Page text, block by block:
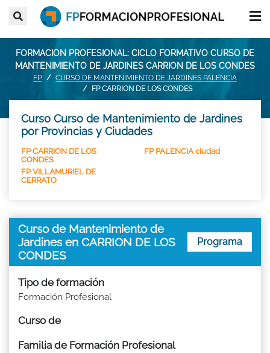
FORMACION PROFESIONAL: CICLO FORMATIVO CURSO DE
MANTENIMIENTO DE JARDINES CARRION DE LOS CONDES
FP
CURSO DE MANTENIMIENTO DE JARDINES PALENCIA
FP CARRION DE LOS CONDES
Curso Curso de Mantenimiento de Jardines
por Provincias y Ciudades
FP CARRION DE LOS
CONDES
FP PALENCIA ciudad
FP VILLAMURIEL DE
CERRATO
Curso de Mantenimiento de
Jardines en CARRION DE LOS
CONDES
Programa
Tipo de formación
Formación Profesional
Curso de
Familia de Formación Profesional